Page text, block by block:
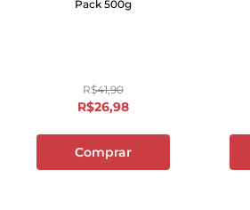
Pack 500g
R$41,90
R$26,98
Comprar